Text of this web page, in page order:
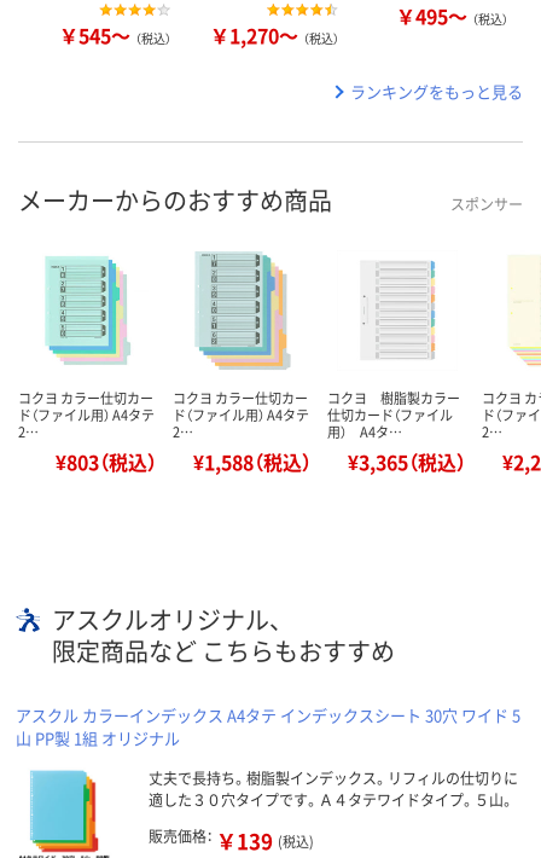
￥545～ （税込） ￥1,270～ （税込）
￥495～ （税込）
ランキングをもっと見る
メーカーからのおすすめ商品 スポンサー
コクヨ カラー仕切カー
ド（ファイル用） A4タテ
2…
¥803（税込）
コクヨ カラー仕切カー
ド（ファイル用） A4タテ
2…
¥1,588（税込）
コクヨ 樹脂製カラー
仕切カード（ファイル
用） A4タ…
¥3,365（税込）
コクヨ
ド（ファ
2…
アスクルオリジナル、
限定商品など こちらもおすすめ
アスクル カラーインデックス A4タテ インデックスシート 30穴 ワイド 5
山 PP製 1組 オリジナル
丈夫で長持ち。樹脂製インデックス。リフィルの仕切りに
適した３０穴タイプです。Ａ４タテワイドタイプ。５山。
販売価格： ￥139 (税込)